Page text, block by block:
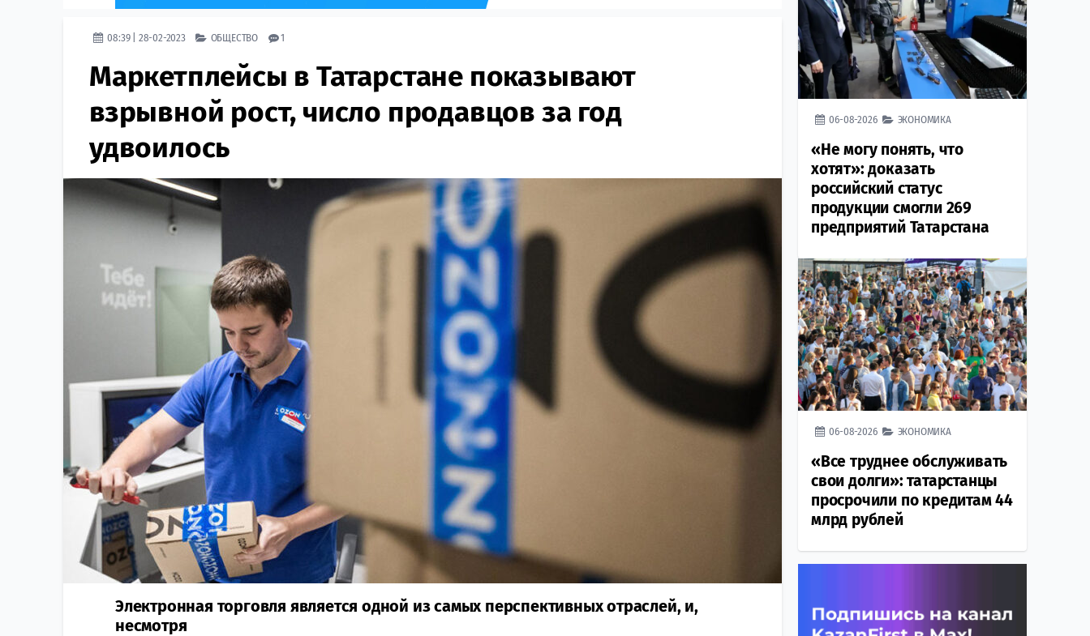
08:39 | 28-02-2023 ОБЩЕСТВО 1
Маркетплейсы в Татарстане показывают
взрывной рост, число продавцов за год
удвоилось
Электронная торговля является одной из самых перспективных отраслей, и,
несмотря
06-08-2026 ЭКОНОМИКА
«Не могу понять, что
хотят»: доказать
российский статус
продукции смогли 269
предприятий Татарстана
06-08-2026 ЭКОНОМИКА
«Все труднее обслуживать
свои долги»: татарстанцы
просрочили по кредитам 44
млрд рублей